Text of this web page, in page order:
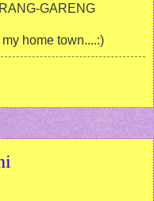
GARENG
home town....:)